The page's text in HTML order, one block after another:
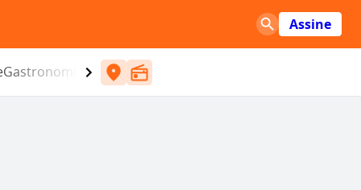
Assine
Gastronomia Entretenimento